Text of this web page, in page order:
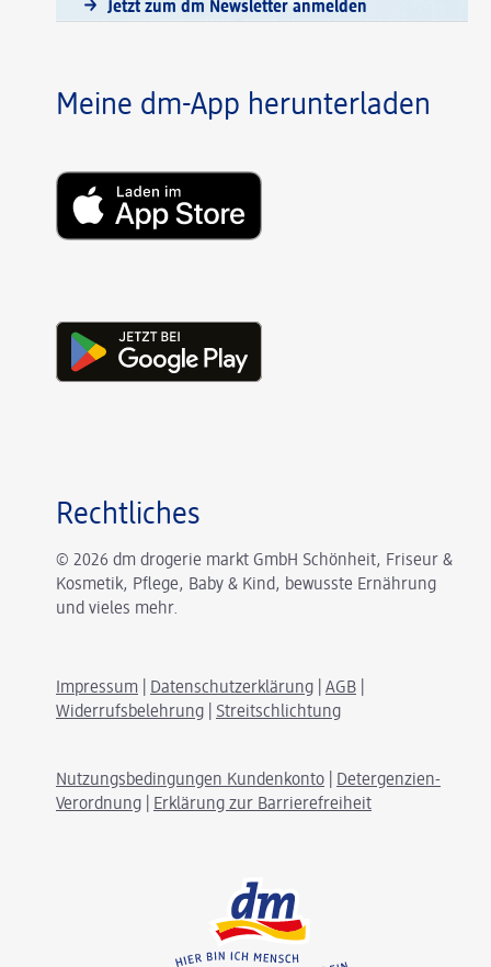
Jetzt zum dm Newsletter anmelden
Meine dm-App herunterladen
Rechtliches
© 2026 dm drogerie markt GmbH Schönheit, Friseur &
Kosmetik, Pflege, Baby & Kind, bewusste Ernährung
und vieles mehr.
Impressum Datenschutzerklärung AGB
Widerrufsbelehrung
Streitschlichtung
Nutzungsbedingungen Kundenkonto
Detergenzien-
Verordnung
Erklärung zur Barrierefreiheit